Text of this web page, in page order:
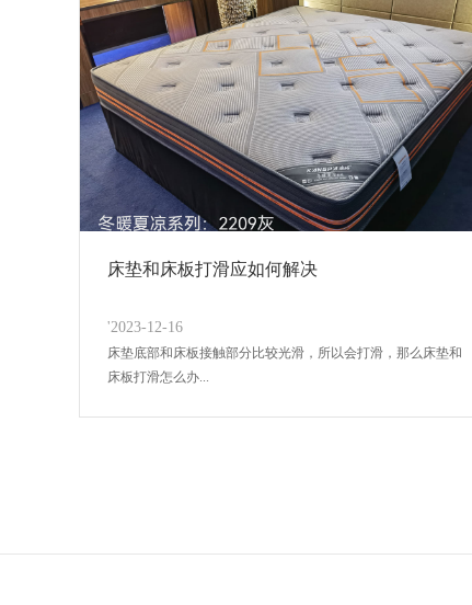
床垫和床板打滑应如何解决
'2023-12-16
床垫底部和床板接触部分比较光滑，所以会打滑，那么床垫和
床板打滑怎么办...